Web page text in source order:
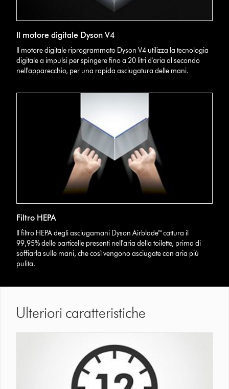
Il motore digitale Dyson V4
Il motore digitale riprogrammato Dyson V4 utilizza la tecnologia
digitale a impulsi per spingere fino a 20 litri d'aria al secondo
nell'apparecchio, per una rapida asciugatura delle mani.
Filtro HEPA
Il filtro HEPA degli asciugamani Dyson Airblade™ cattura il
99,95% delle particelle presenti nell'aria della toilette, prima di
soffiarla sulle mani, che così vengono asciugate con aria più
pulita.
Ulteriori caratteristiche